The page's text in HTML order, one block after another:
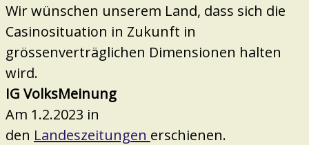
Wir wünschen unserem Land, dass sich die
Casinosituation in Zukunft in
grössenverträglichen Dimensionen halten
wird.
IG VolksMeinung
Am 1.2.2023 in
den Landeszeitungen erschienen.